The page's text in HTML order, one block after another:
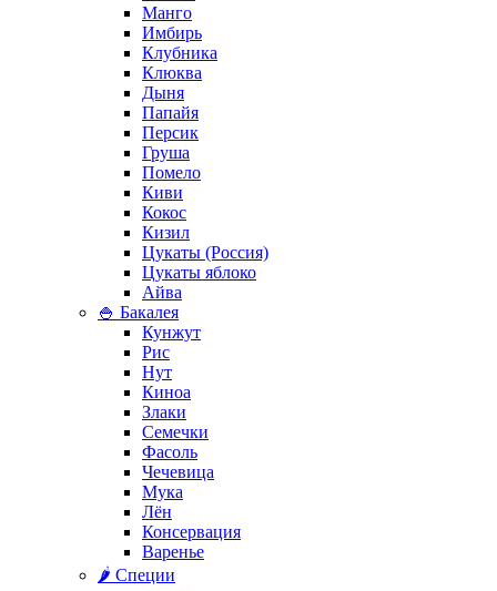
Манго
Имбирь
Клубника
Клюква
Дыня
Папайя
Персик
Груша
Помело
Киви
Кокос
Кизил
Цукаты (Россия)
Цукаты яблоко
Айва
🍚 Бакалея
Кунжут
Рис
Нут
Киноа
Злаки
Семечки
Фасоль
Чечевица
Мука
Лён
Консервация
Варенье
🌶️ Специи